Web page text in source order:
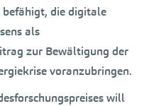
die digitale
als
zur Bewältigung der
voranzubringen.
will